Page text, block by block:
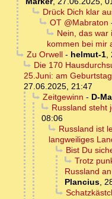
Drück Dich klar
OT @Mabraton
Nein, das war
kommen bei mir
Zu Orwell- helmut-1,
Die 170
25.Juni: am
27.06.2025, 21:47
Zeitgewinn - D-
Russland steht
08:06
Russland ist
langweiliges
Bist Du
Trotz
Russland
Plancius,